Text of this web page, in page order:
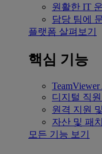
원활한 IT
담당 팀에
플랫폼 살펴보기
핵심 기능
디지털 직
원격 지원
자산 및 패
모든 기능 보기